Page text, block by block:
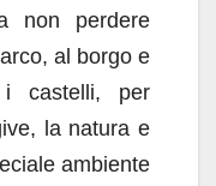
non perdere
al borgo e
castelli, per
la natura e
ambiente